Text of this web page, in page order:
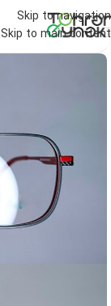
Skip to navigation
Skip to main content